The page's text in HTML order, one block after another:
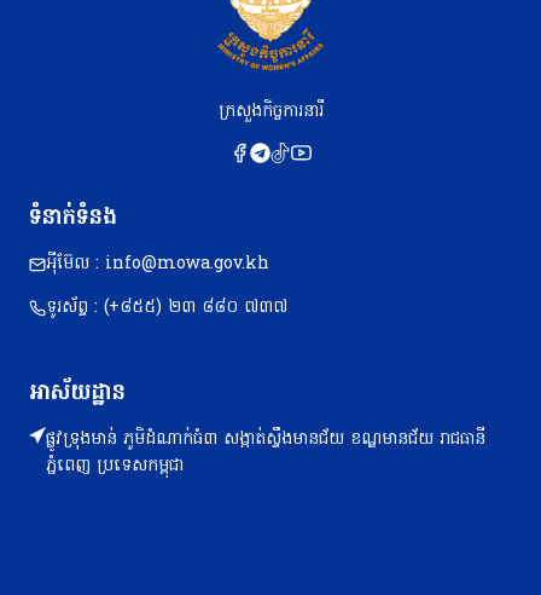
ក្រសួងកិច្ចការនារី
ទំនាក់ទំនង
អុីម៊ែល : info@mowa.gov.kh
ទូរស័ព្ទ : (+៨៥៥) ២៣​ ៨៨០ ៧៣៧
អាស័យដ្ឋាន
ផ្លូវទ្រុងមាន់ ភូមិដំណាក់ធំ៣ សង្កាត់ស្ទឹងមានជ័យ ខណ្ឌមានជ័យ រាជធានី
ភ្នំពេញ ប្រទេសកម្ពុជា